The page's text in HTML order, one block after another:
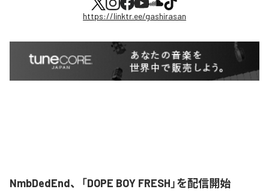
https://linktr.ee/gashirasan
NmbDedEnd、「DOPE BOY FRESH」を配信開始